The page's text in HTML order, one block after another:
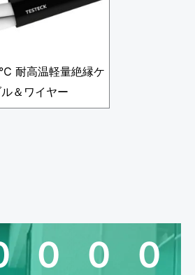
耐高温軽量絶縁ケ
＆ワイヤー
0 0 0